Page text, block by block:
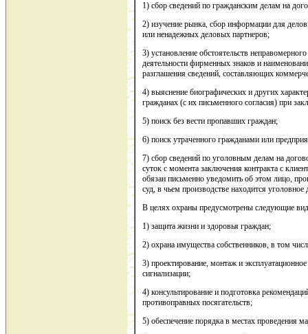
1) сбор сведений по гражданским делам на
2) изучение рынка, сбор информации для
или ненадежных деловых партнеров;
3) установление обстоятельств
деятельности фирменных знаков и
разглашения сведений, составляющих
4) выяснение биографических и других
гражданах (с их письменного согласия) при
5) поиск без вести пропавших граждан;
6) поиск утраченного гражданами или
7) сбор сведений по уголовным делам на
суток с момента заключения контракта с
обязан письменно уведомить об этом лицо,
суд, в чьем производстве находится уголовное
В целях охраны предусмотрены следующие
1) защита жизни и здоровья граждан;
2) охрана имущества собственников, в том
3) проектирование, монтаж и
сигнализации;
4) консультирование и подготовка
противоправных посягательств;
5) обеспечение порядка в местах проведения